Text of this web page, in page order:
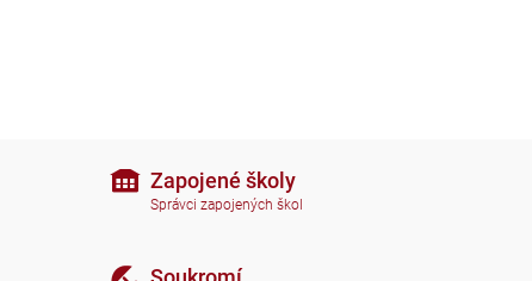
Zapojené školy
Správci zapojených škol